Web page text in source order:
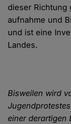
dieser
aufnahme und
und ist eine
Landes.
Bisweilen wird
einer der­artigen